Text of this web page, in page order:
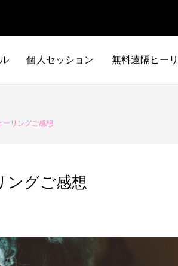
個人セッション 無料遠隔ヒー
リングご感想
グご感想